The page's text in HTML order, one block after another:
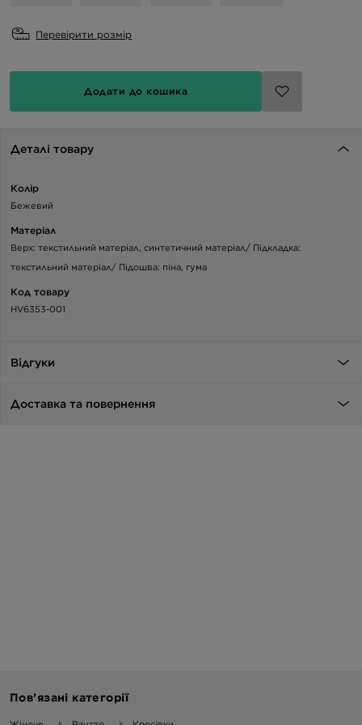
Перевірити розмір
Додати до кошика
Деталі товару
Колір
Бежевий
Матеріал
Верх: текстильний матеріал, синтетичний матеріал/ Підкладка:
текстильний матеріал/ Підошва: піна, гума
Код товару
HV6353-001
Відгуки
Доставка та повернення
Пов’язані категорії